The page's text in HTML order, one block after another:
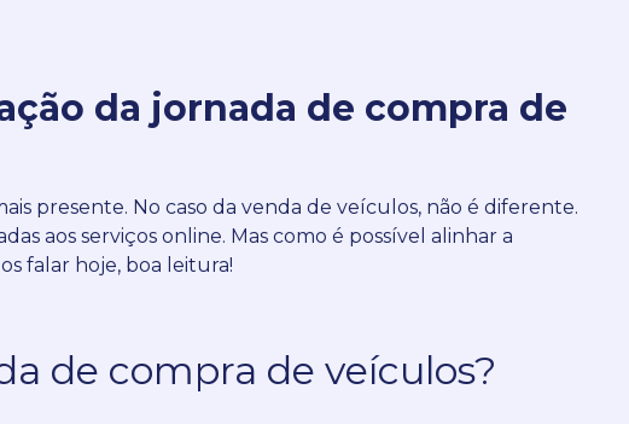
da jornada de compra de
presente. No caso da venda de veículos, não é diferente.
aos serviços online. Mas como é possível alinhar a
falar hoje, boa leitura!
de compra de veículos?